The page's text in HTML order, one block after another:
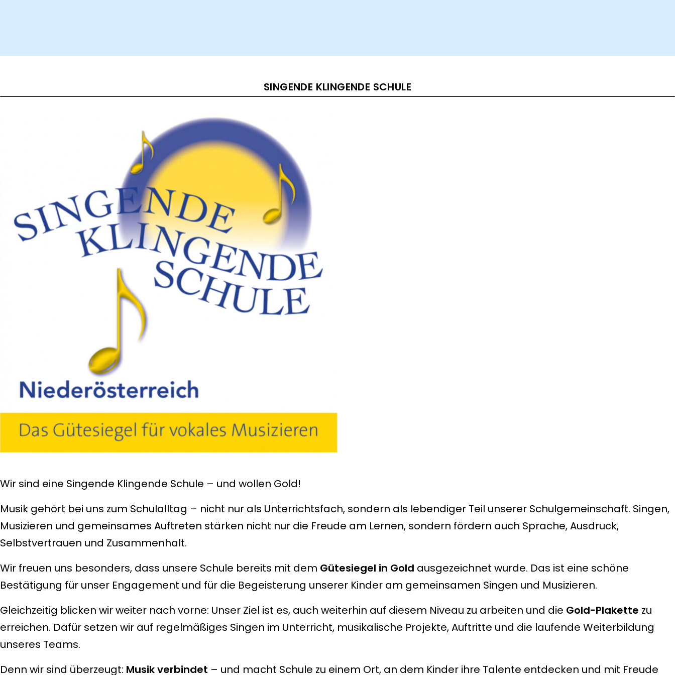
SINGENDE KLINGENDE SCHULE
Wir sind eine Singende Klingende Schule – und wollen Gold!
Musik gehört bei uns zum Schulalltag – nicht nur als Unterrichtsfach, sondern als lebendiger Teil unserer Schulgemeinschaft. Singen,
Musizieren und gemeinsames Auftreten stärken nicht nur die Freude am Lernen, sondern fördern auch Sprache, Ausdruck,
Selbstvertrauen und Zusammenhalt.
Wir freuen uns besonders, dass unsere Schule bereits mit dem Gütesiegel in Gold ausgezeichnet wurde. Das ist eine schöne
Bestätigung für unser Engagement und für die Begeisterung unserer Kinder am gemeinsamen Singen und Musizieren.
Gleichzeitig blicken wir weiter nach vorne: Unser Ziel ist es, auch weiterhin auf diesem Niveau zu arbeiten und die Gold-Plakette zu
erreichen. Dafür setzen wir auf regelmäßiges Singen im Unterricht, musikalische Projekte, Auftritte und die laufende Weiterbildung
unseres Teams.
Denn wir sind überzeugt: Musik verbindet – und macht Schule zu einem Ort, an dem Kinder ihre Talente entdecken und mit Freude